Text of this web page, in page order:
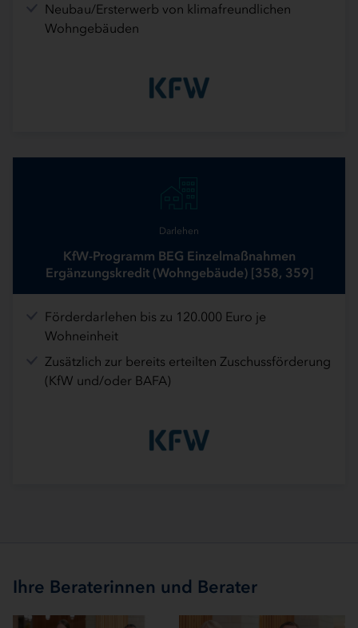
Neubau/Ersterwerb von klimafreundlichen
Wohngebäuden
Darlehen
KfW-Programm BEG Einzelmaßnahmen
Ergänzungskredit (Wohngebäude) [358, 359]
Förderdarlehen bis zu 120.000 Euro je
Wohneinheit
Zusätzlich zur bereits erteilten Zuschussförderung
(KfW und/oder BAFA)
Ihre Beraterinnen und Berater